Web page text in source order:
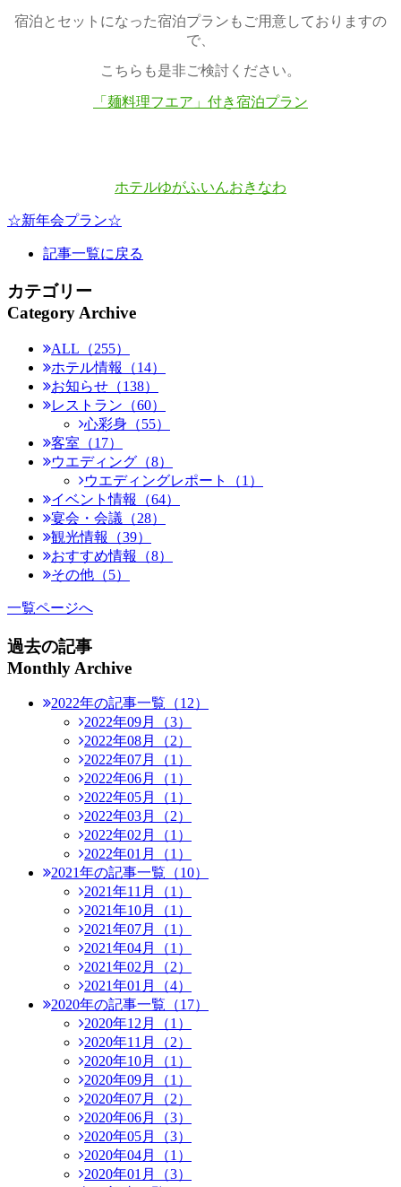
宿泊とセットになった宿泊プランもご用意しておりますの
で、
こちらも是非ご検討ください。
「麺料理フエア」付き宿泊プラン
ホテルゆがふいんおきなわ
☆新年会プラン☆
記事一覧に戻る
カテゴリー
Category Archive
ALL（255）
ホテル情報（14）
お知らせ（138）
レストラン（60）
心彩身（55）
客室（17）
ウエディング（8）
ウエディングレポート（1）
イベント情報（64）
宴会・会議（28）
観光情報（39）
おすすめ情報（8）
その他（5）
一覧ページへ
過去の記事
Monthly Archive
2022年の記事一覧（12）
2022年09月（3）
2022年08月（2）
2022年07月（1）
2022年06月（1）
2022年05月（1）
2022年03月（2）
2022年02月（1）
2022年01月（1）
2021年の記事一覧（10）
2021年11月（1）
2021年10月（1）
2021年07月（1）
2021年04月（1）
2021年02月（2）
2021年01月（4）
2020年の記事一覧（17）
2020年12月（1）
2020年11月（2）
2020年10月（1）
2020年09月（1）
2020年07月（2）
2020年06月（3）
2020年05月（3）
2020年04月（1）
2020年01月（3）